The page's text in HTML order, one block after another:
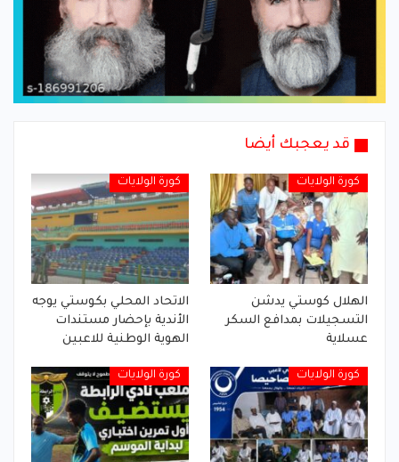
قد يعجبك أيضا
كورة الولايات
الهلال كوستي يدشن
التسجيلات بمدافع السكر
عسلاية
كورة الولايات
الاتحاد المحلي بكوستي يوجه
الأندية بإحضار مستندات
الهوية الوطنية للاعبين
كورة الولايات كورة الولايات